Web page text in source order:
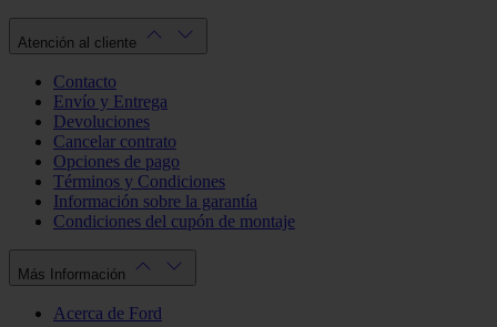
Atención al cliente
Contacto
Envío y Entrega
Devoluciones
Cancelar contrato
Opciones de pago
Términos y Condiciones
Información sobre la garantía
Condiciones del cupón de montaje
Más Información
Acerca de Ford